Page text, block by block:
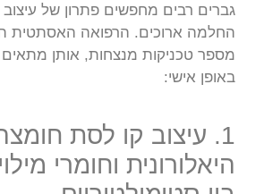
גברים רבים מחפשים פתרון של
החלמה ארוכים. הרפואה האסתטית
מספר טכניקות מנצחות, אותן מתאים
באופן אישי:
1. עיצוב קו לסת
היאלורונית וחומרי מילוי